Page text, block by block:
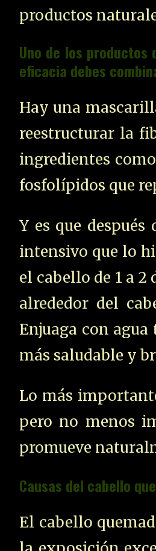
productos
Uno de los
eficacia debes
Hay una
reestructurar la
ingredientes
fosfolípidos que
Y es que
intensivo que lo
el cabello de 1 a
alrededor del
Enjuaga con
más saludable y
Lo más
pero no menos
promueve
Causas del cabello
El cabello